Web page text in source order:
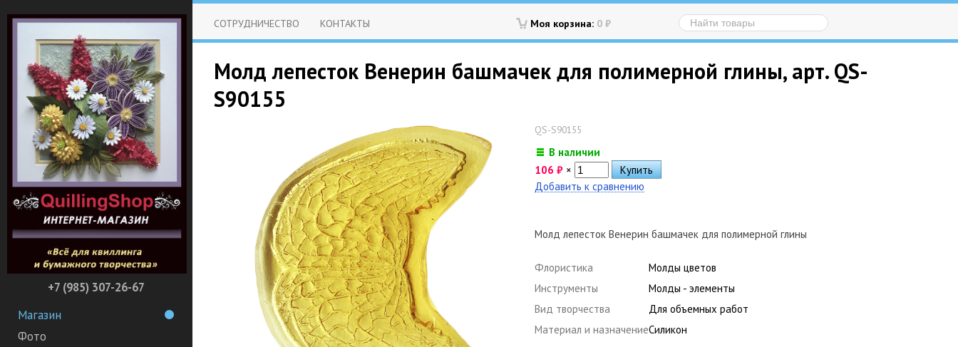
+7 (985) 307-26-67
Магазин
Фото
Моя корзина: 0 ₽
СОТРУДНИЧЕСТВО КОНТАКТЫ
Молд лепесток Венерин башмачек для полимерной глины, арт. QS-
S90155
QS-S90155
В наличии
106 ₽ ×
Добавить к сравнению
Молд лепесток Венерин башмачек для полимерной глины
Флористика
Молды цветов
Инструменты
Молды - элементы
Вид творчества
Для объемных работ
Материал и назначениеСиликон